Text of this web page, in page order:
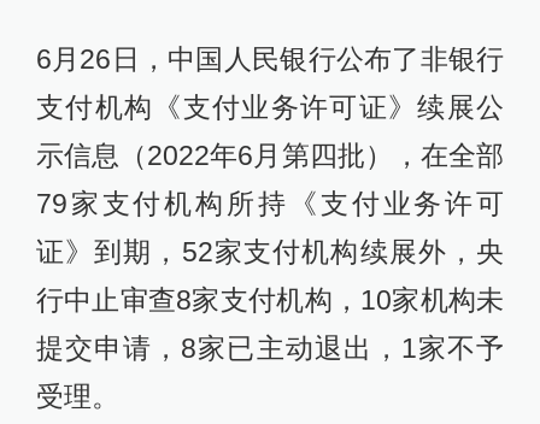
6月26日，中国人民银行公布了非银行
支付机构《支付业务许可证》续展公
示信息（2022年6月第四批），在全部
79家支付机构所持《支付业务许可
证》到期，52家支付机构续展外，央
行中止审查8家支付机构，10家机构未
提交申请，8家已主动退出，1家不予
受理。